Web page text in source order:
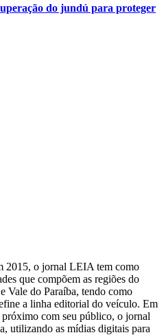
do jundú para proteger
2015, o jornal LEIA tem como
que compõem as regiões do
Vale do Paraíba, tendo como
a linha editorial do veículo. Em
próximo com seu público, o jornal
utilizando as mídias digitais para